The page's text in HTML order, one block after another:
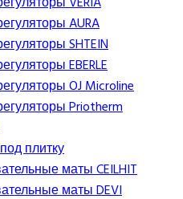
AURA
SHTEIN
EBERLE
OJ Microline
Priotherm
плитку
маты CEILHIT
маты DEVI